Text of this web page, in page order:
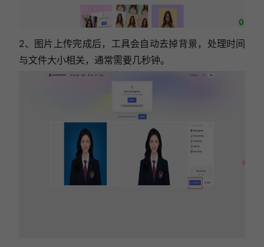
2、图片上传完成后，工具会自动去掉背景，处理时间
与文件大小相关，通常需要几秒钟。